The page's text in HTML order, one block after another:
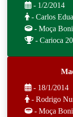
- 1/2/2014
- Carlos
- Moça
- Carioca
- 18/1/2014
- Rodrigo
- Moça